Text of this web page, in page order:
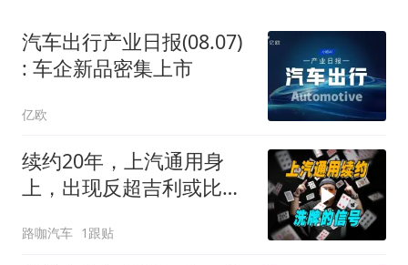
汽车出行产业日报(08.07)
: 车企新品密集上市
亿欧
续约20年，上汽通用身
上，出现反超吉利或比亚
路咖汽车 1跟贴